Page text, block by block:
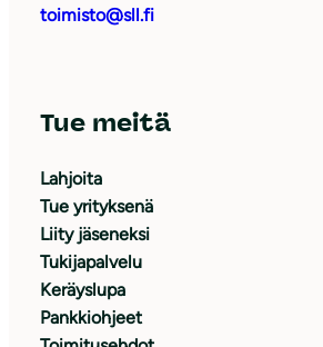
toimisto@sll.fi
Tue meitä
Lahjoita
Tue yrityksenä
Liity jäseneksi
Tukijapalvelu
Keräyslupa
Pankkiohjeet